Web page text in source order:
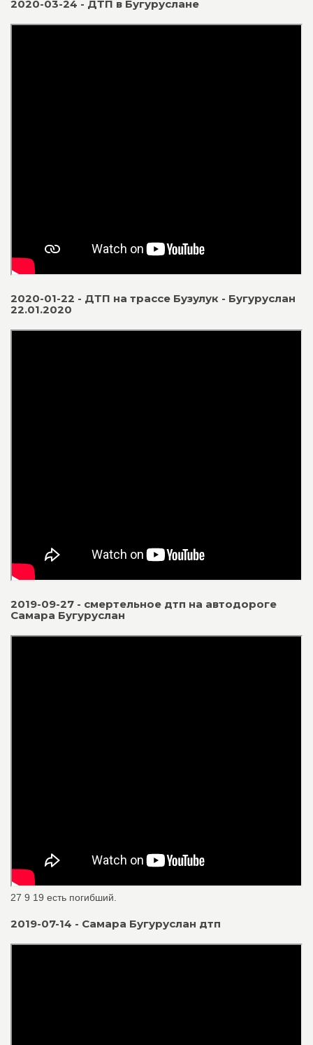
2020-03-24 - ДТП в Бугуруслане
2020-01-22 - ДТП на трассе Бузулук - Бугуруслан
22.01.2020
2019-09-27 - смертельное дтп на автодороге
Самара Бугуруслан
27 9 19 есть погибший.
2019-07-14 - Самара Бугуруслан дтп